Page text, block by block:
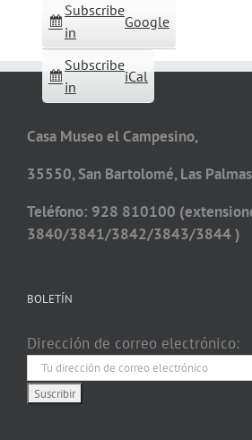
Subscribe
in
Google
Subscribe
in
iCal
Casa Museo el Campesino,
35550, San Bartolomé, Las Palmas
Teléfono: 928 810100
3840/3841/3842/3843/3844 )
BOLETÍN
Dirección de correo electrónico: